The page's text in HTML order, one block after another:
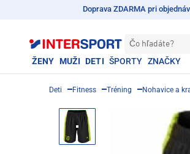
Doprava ZDARMA pri
Čo hľadáte?
ŽENY MUŽI DETI ŠPORTY ZNAČKY
Deti Fitness Tréning Nohavice a